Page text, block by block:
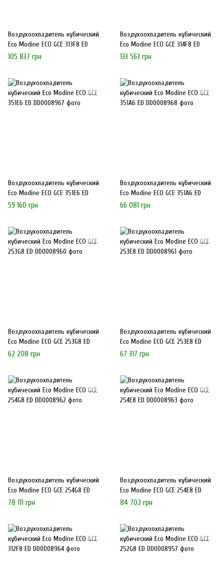
Воздухоохладитель кубический
Eco Modine ECO GCE 313F8 ED
105 837 грн
Воздухоохладитель кубический
Eco Modine ECO GCE 314F8 ED
133 563 грн
Воздухоохладитель кубический
Eco Modine ECO GCE 351E6 ED
59 160 грн
Воздухоохладитель кубический
Eco Modine ECO GCE 351A6 ED
66 081 грн
Воздухоохладитель кубический
Eco Modine ECO GCE 253G8 ED
62 208 грн
Воздухоохладитель кубический
Eco Modine ECO GCE 253E8 ED
67 317 грн
Воздухоохладитель кубический
Eco Modine ECO GCE 254G8 ED
78 111 грн
Воздухоохладитель кубический
Eco Modine ECO GCE 254E8 ED
84 702 грн